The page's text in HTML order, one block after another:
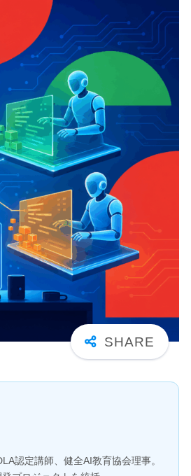
認定講師、健全AI教育協会理事。